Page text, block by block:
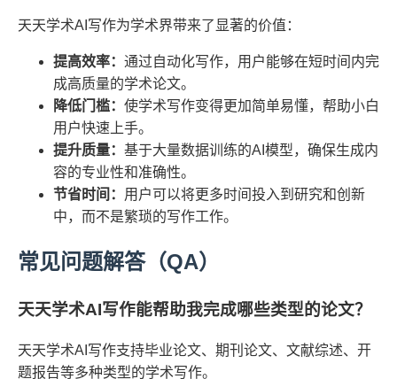
天天学术AI写作为学术界带来了显著的价值：
提高效率： 通过自动化写作，用户能够在短时间内完
成高质量的学术论文。
降低门槛： 使学术写作变得更加简单易懂，帮助小白
用户快速上手。
提升质量： 基于大量数据训练的AI模型，确保生成内
容的专业性和准确性。
节省时间： 用户可以将更多时间投入到研究和创新
中，而不是繁琐的写作工作。
常见问题解答（QA）
天天学术AI写作能帮助我完成哪些类型的论文？
天天学术AI写作支持毕业论文、期刊论文、文献综述、开
题报告等多种类型的学术写作。